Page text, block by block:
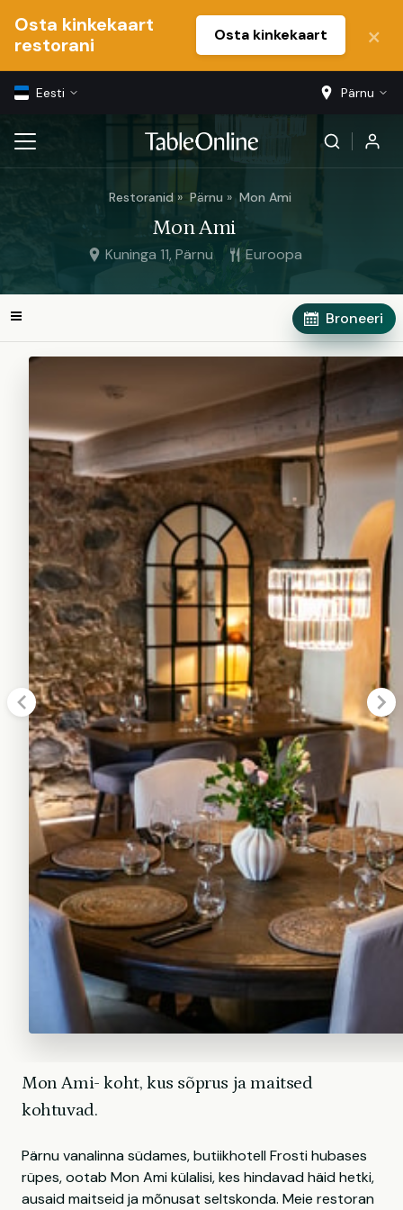
Osta kinkekaart
restorani
Osta kinkekaart
Eesti Pärnu
Restoranid Pärnu Mon Ami
Mon Ami
Kuninga 11, Pärnu Euroopa
Broneeri
Mon Ami- koht, kus sõprus ja maitsed
kohtuvad.
Pärnu vanalinna südames, butiikhotell Frosti hubases
rüpes, ootab Mon Ami külalisi, kes hindavad häid hetki,
ausaid maitseid ja mõnusat seltskonda. Meie restoran